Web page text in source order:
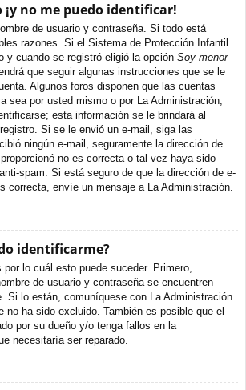
¡y no me puedo identificar!
de usuario y contraseña. Si todo está
razones. Si el Sistema de Protección Infantil
y cuando se registró eligió la opción Soy menor
que seguir algunas instrucciones que se le
Algunos foros disponen que las cuentas
sea por usted mismo o por La Administración,
esta información se le brindará al
Si se le envió un e-mail, siga las
ningún e-mail, seguramente la dirección de
no es correcta o tal vez haya sido
spam. Si está seguro de que la dirección de e-
correcta, envíe un mensaje a La Administración.
identificarme?
lo cuál esto puede suceder. Primero,
de usuario y contraseña se encuentren
Si lo están, comuníquese con La Administración
no ha sido excluido. También es posible que el
por su dueño y/o tenga fallos en la
necesitaría ser reparado.